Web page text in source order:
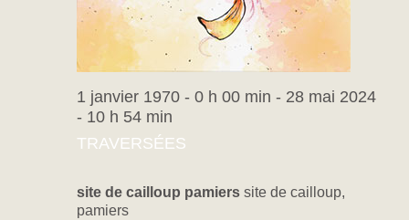
TRAVERSÉES
1 janvier 1970 - 0 h 00 min - 28 mai 2024
- 10 h 54 min
site de cailloup pamiers site de cailloup,
pamiers